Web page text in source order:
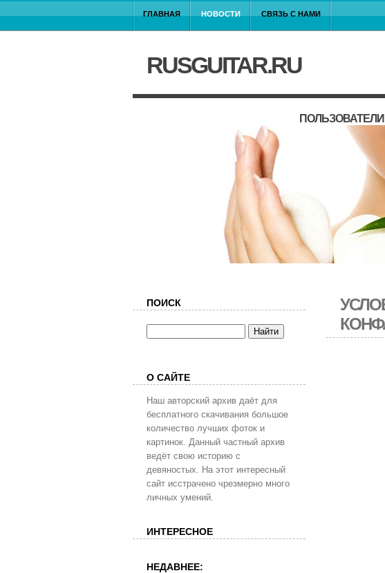
ГЛАВНАЯ НОВОСТИ СВЯЗЬ С НАМИ
RUSGUITAR.RU
ПОИСК
О САЙТЕ
Наш авторский архив даёт для
бесплатного скачивания большое
количество лучших фоток и
картинок. Данный частный архив
ведёт свою историю с
девяностых. На этот интересный
сайт исстрачено чрезмерно много
личных умений.
ИНТЕРЕСНОЕ
НЕДАВНЕЕ: